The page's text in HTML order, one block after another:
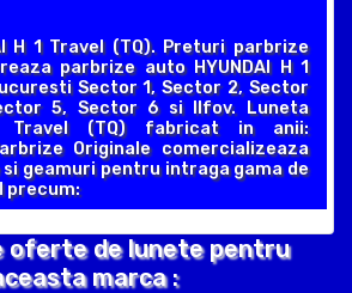
H 1 Travel (TQ). Preturi parbrize
parbrize auto HYUNDAI H 1
Sector 1, Sector 2, Sector
5, Sector 6 si Ilfov. Luneta
Travel (TQ) fabricat in anii:
Originale comercializeaza
geamuri pentru intraga gama de
precum:
oferte de lunete pentru
marca :